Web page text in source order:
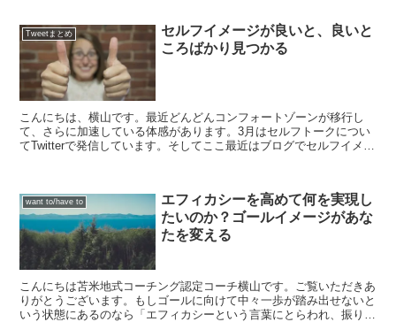
Tweetまとめ
セルフイメージが良いと、良いと
ころばかり見つかる
こんにちは、横山です。最近どんどんコンフォートゾーンが移行し
て、さらに加速している体感があります。3月はセルフトークについ
てTwitterで発信しています。そしてここ最近はブログでセルフイメー
want to/have to
エフィカシーを高めて何を実現し
たいのか？ゴールイメージがあな
たを変える
こんにちは苫米地式コーチング認定コーチ横山です。ご覧いただきあ
りがとうございます。もしゴールに向けて中々一歩が踏み出せないと
いう状態にあるのなら「エフィカシーという言葉にとらわれ、振り回